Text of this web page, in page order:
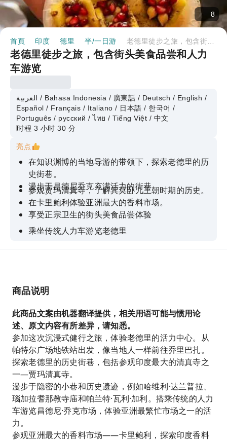
8
首頁 印度 德里 半/一日游
老德里徒步之旅，包含街头美食品尝和人力
车游览
العربية / Bahasa Indonesia / 廣東話 / Deutsch / English /
Español / Français / Italiano / 日本語 / 한국어 /
Português / русский / ไทย / Tiếng Việt / 中文
时程 3 小时 30 分
亮点
在知识渊博的当地导游的带领下，探索老德里的历
史街巷。
参观贾玛清真寺，了解其莫卧儿王朝时期的历史。
漫步于昌德尼乔克充满活力的街巷
在卡里鲍利体验亚洲最大的香料市场。
享受正宗卫生的街头美食品尝体验
乘坐传统人力车游览老德里
商品说明
此商品文案由机器翻译提供，相关用语可能与惯用论
述、原文内容有所差异，请知悉。
参加这次沉浸式健行之旅，体验老德里的活力中心。从
帕特尔广场地铁站出发，像当地人一样前往乔里巴扎。
探索老德里的历史街巷，包括参观印度最大的清真寺之
一—贾玛清真寺。
漫步于隐密的小巷和历史遗迹，例如哈维利·达兰普拉、
瑙加拉耆那教寺庙和帕兰特·瓦利·加利。搭乘传统的人力
车游览昌德尼·乔克市场，体验亚洲最繁忙市场之一的活
力。
参观亚洲最大的香料市场——卡里鲍利，探索印度香料